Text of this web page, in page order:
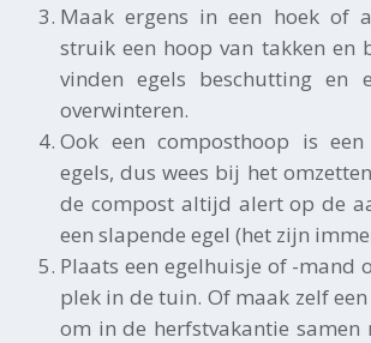
Maak ergens in een hoek of
struik een hoop van takken en
vinden egels beschutting en
overwinteren.
Ook een composthoop is
egels, dus wees bij het
de compost altijd alert op de
een slapende egel (het zijn
Plaats een egelhuisje of -mand
plek in de tuin. Of maak zelf
om in de herfstvakantie samen